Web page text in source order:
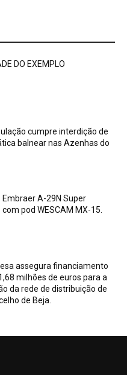
DO EXEMPLO
cumpre interdição de
balnear nas Azenhas do
Embraer A-29N Super
pod WESCAM MX-15.
assegura financiamento
milhões de euros para a
da rede de distribuição de
de Beja.